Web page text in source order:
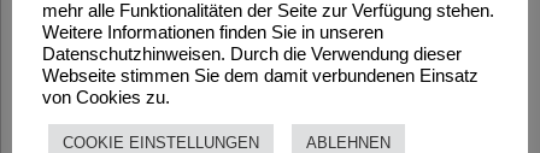
mehr alle Funktionalitäten der Seite zur Verfügung stehen.
Weitere Informationen finden Sie in unseren
Datenschutzhinweisen. Durch die Verwendung dieser
Webseite stimmen Sie dem damit verbundenen Einsatz
von Cookies zu.
COOKIE EINSTELLUNGEN ABLEHNEN